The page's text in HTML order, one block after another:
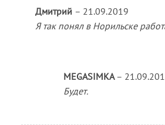
Дмитрий – 21.09.2019
Я так понял в Норильске
MEGASIMKA –
Будет.